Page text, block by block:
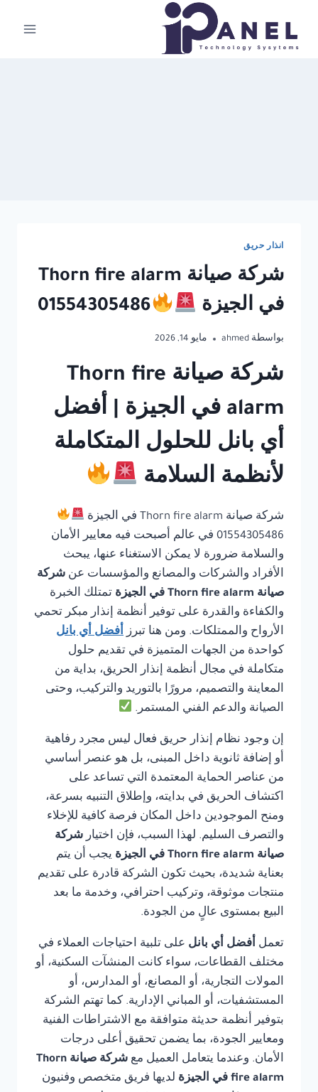
المحتوى
انذار حريق
شركة صيانة Thorn fire alarm
في الجيزة
01554305486
بواسطة ahmed مايو 14, 2026
شركة صيانة Thorn fire
alarm في الجيزة | أفضل
أي بانل للحلول المتكاملة
لأنظمة السلامة
شركة صيانة Thorn fire alarm في الجيزة
01554305486 في عالم أصبحت فيه معايير الأمان
والسلامة ضرورة لا يمكن الاستغناء عنها، يبحث
الأفراد والشركات والمصانع والمؤسسات عن شركة
صيانة Thorn fire alarm في الجيزة
تمتلك الخبرة
والكفاءة والقدرة على توفير أنظمة إنذار مبكر تحمي
الأرواح والممتلكات. ومن هنا تبرز أفضل أي بانل
كواحدة من الجهات المتميزة في تقديم حلول
متكاملة في مجال أنظمة إنذار الحريق، بداية من
المعاينة والتصميم، مرورًا بالتوريد والتركيب، وحتى
الصيانة والدعم الفني المستمر.
إن وجود نظام إنذار حريق فعال ليس مجرد رفاهية
أو إضافة ثانوية داخل المبنى، بل هو عنصر أساسي
من عناصر الحماية المعتمدة التي تساعد على
اكتشاف الحريق في بدايته، وإطلاق التنبيه بسرعة،
ومنح الموجودين داخل المكان فرصة كافية للإخلاء
والتصرف السليم. لهذا السبب، فإن اختيار شركة
صيانة Thorn fire alarm في الجيزة
يجب أن يتم
بعناية شديدة، بحيث تكون الشركة قادرة على تقديم
منتجات موثوقة، وتركيب احترافي، وخدمة ما بعد
البيع بمستوى عالٍ من الجودة.
تعمل أفضل أي بانل على تلبية احتياجات العملاء في
مختلف القطاعات، سواء كانت المنشآت السكنية، أو
المولات التجارية، أو المصانع، أو المدارس، أو
المستشفيات، أو المباني الإدارية. كما تهتم الشركة
بتوفير أنظمة حديثة متوافقة مع الاشتراطات الفنية
ومعايير الجودة، بما يضمن تحقيق أعلى درجات
الأمان. وعندما يتعامل العميل مع
شركة صيانة Thorn
fire alarm في الجيزة
لديها فريق متخصص وفنيون